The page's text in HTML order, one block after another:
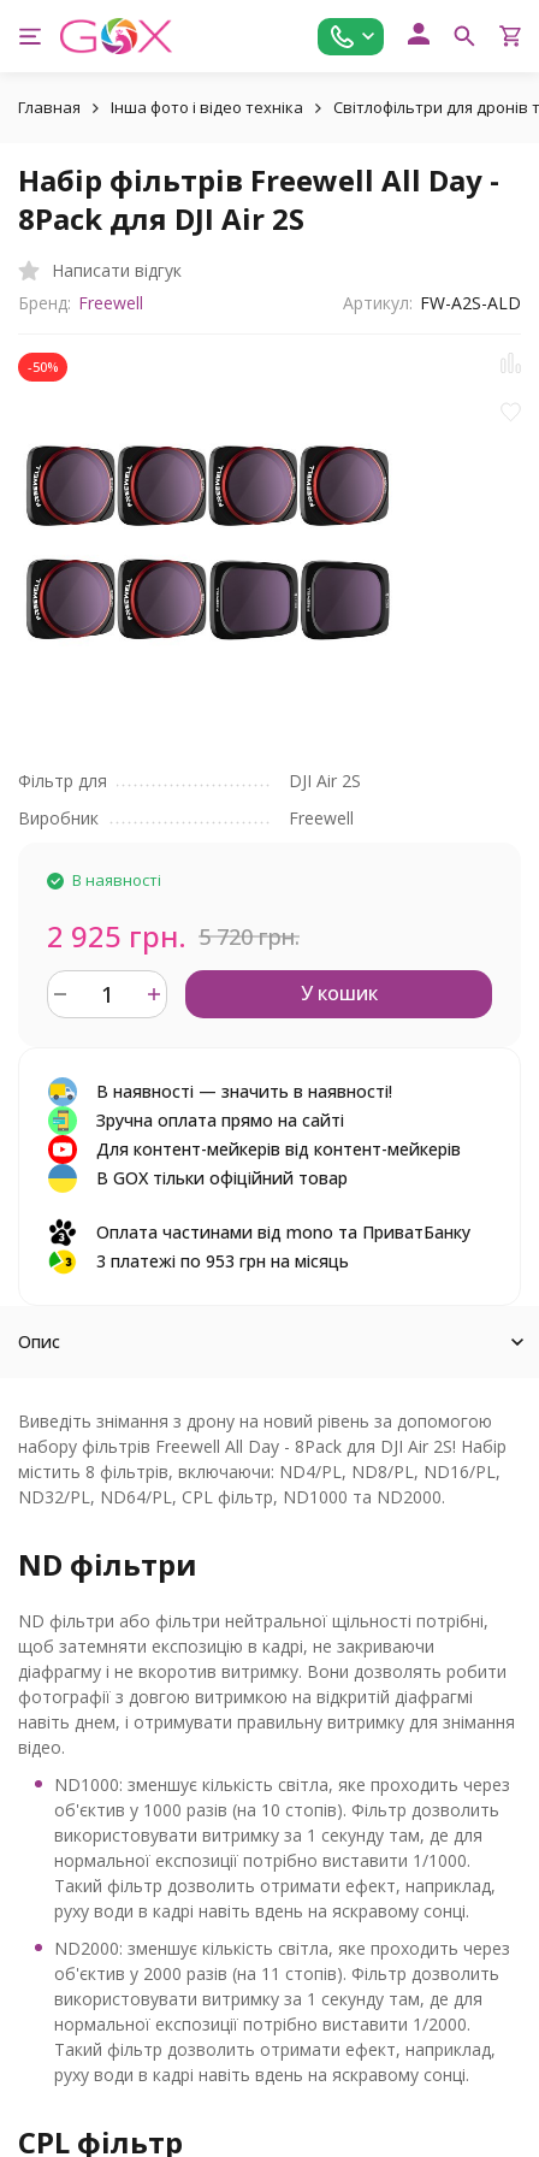
Главная Інша фото і відео техніка Світлофільтри для
Набір фільтрів Freewell All Day -
8Pack для DJI Air 2S
Написати відгук
Бренд: Freewell Артикул: FW-A2S-ALD
-50%
Фільтр для
DJI Air 2S
Виробник
Freewell
В наявності
2 925 грн. 5 720 грн.
У кошик
В наявності — значить в наявності!
Зручна оплата прямо на сайті
Для контент-мейкерів від контент-мейкерів
В GOX тільки офіційний товар
Оплата частинами від mono та ПриватБанку
3 платежі по 953 грн на місяць
Опис
Виведіть знімання з дрону на новий рівень за допомогою
набору фільтрів Freewell All Day - 8Pack для DJI Air 2S! Набір
містить 8 фільтрів, включаючи: ND4/PL, ND8/PL, ND16/PL,
ND32/PL, ND64/PL, CPL фільтр, ND1000 та ND2000.
ND фільтри
ND фільтри або фільтри нейтральної щільності потрібні,
щоб затемняти експозицію в кадрі, не закриваючи
діафрагму і не вкоротив витримку. Вони дозволять робити
фотографії з довгою витримкою на відкритій діафрагмі
навіть днем, і отримувати правильну витримку для знімання
відео.
ND1000: зменшує кількість світла, яке проходить через
об'єктив у 1000 разів (на 10 стопів). Фільтр дозволить
використовувати витримку за 1 секунду там, де для
нормальної експозиції потрібно виставити 1/1000.
Такий фільтр дозволить отримати ефект, наприклад,
руху води в кадрі навіть вдень на яскравому сонці.
ND2000: зменшує кількість світла, яке проходить через
об'єктив у 2000 разів (на 11 стопів). Фільтр дозволить
використовувати витримку за 1 секунду там, де для
нормальної експозиції потрібно виставити 1/2000.
Такий фільтр дозволить отримати ефект, наприклад,
руху води в кадрі навіть вдень на яскравому сонці.
CPL фільтр